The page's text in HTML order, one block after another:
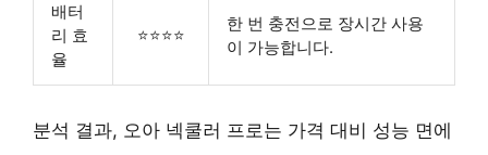
배터
리 효
율
⭐⭐⭐⭐
한 번 충전으로 장시간 사용
이 가능합니다.
분석 결과, 오아 넥쿨러 프로는 가격 대비 성능 면에